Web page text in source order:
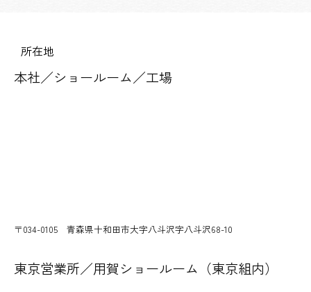
所在地
本社／ショールーム／工場
〒034-0105 青森県十和田市大字八斗沢字八斗沢68-10
東京営業所／用賀ショールーム（東京組内）